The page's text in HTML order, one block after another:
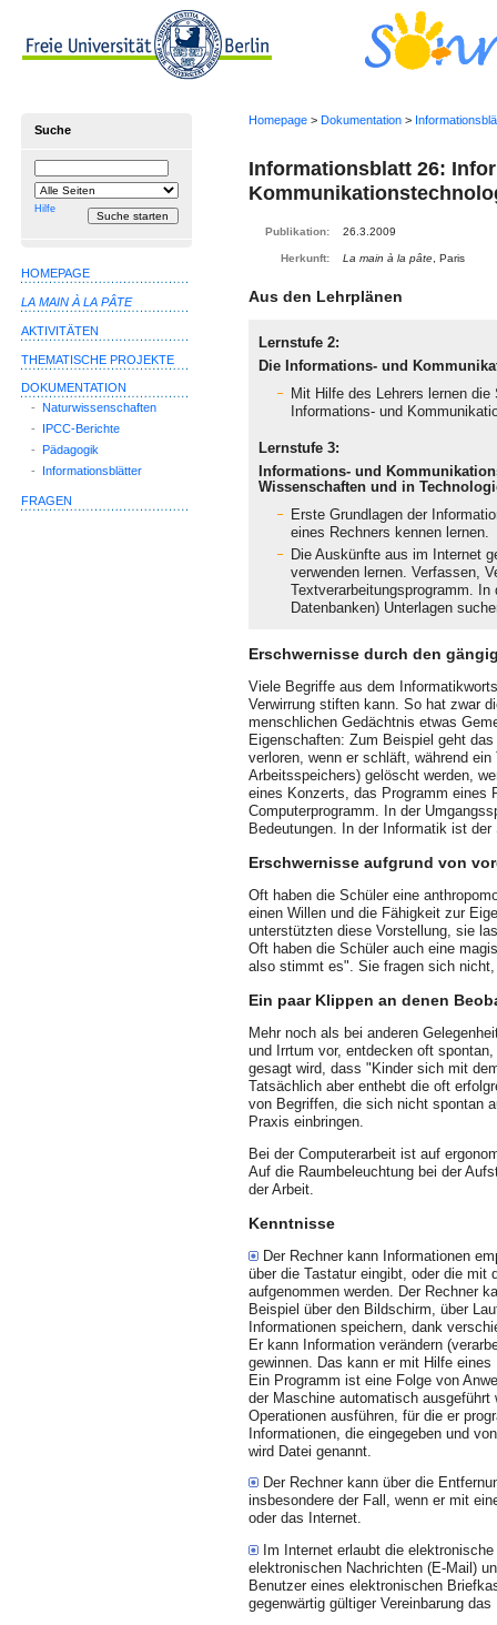
Homepage > Dokumentation >
Informationsblatt 26:
Publikation: 26.3.2009
Herkunft: La main à la pâte , Paris
Aus den Lehrplänen
Lernstufe 2:
Die Informations- und
Mit Hilfe des Lehrers lernen
Informations- und
Lernstufe 3:
Informations- und
Wissenschaften und in
Erste Grundlagen der
eines Rechners kennen lernen.
Die Auskünfte aus im Internet
verwenden lernen. Verfassen,
Textverarbeitungsprogramm.
Datenbanken) Unterlagen
Erschwernisse durch den
Viele Begriffe aus dem
Verwirrung stiften kann. So hat zwar
menschlichen Gedächtnis etwas
Eigenschaften: Zum Beispiel geht
verloren, wenn er schläft, während
Arbeitsspeichers) gelöscht werden,
eines Konzerts, das Programm eines
Computerprogramm. In der
Bedeutungen. In der Informatik ist
Erschwernisse aufgrund von
Oft haben die Schüler eine
einen Willen und die Fähigkeit zur
unterstützten diese Vorstellung, sie
Oft haben die Schüler auch eine
also stimmt es". Sie fragen sich
Ein paar Klippen an denen
Mehr noch als bei anderen
und Irrtum vor, entdecken oft
gesagt wird, dass "Kinder sich mit
Tatsächlich aber enthebt die oft
von Begriffen, die sich nicht spontan
Praxis einbringen.
Bei der Computerarbeit ist auf
Auf die Raumbeleuchtung bei der
der Arbeit.
Kenntnisse
Der Rechner kann Informationen
über die Tastatur eingibt, oder die
aufgenommen werden. Der Rechner
Beispiel über den Bildschirm, über
Informationen speichern, dank
Er kann Information verän­dern
gewinnen. Das kann er mit Hilfe
Ein Programm ist eine Folge von
der Maschine automatisch
Operationen ausführen, für die er
Informationen, die eingegeben und
wird Datei genannt.
Der Rechner kann über die
insbesondere der Fall, wenn er mit
oder das Internet.
Im Internet erlaubt die
elektronischen Nachrichten (E-Mail)
Benutzer eines elektronischen
gegenwärtig gültiger Vereinbarung
Suche
einschränken
Hilfe
HOMEPAGE
LA MAIN À LA PÂTE
AKTIVITÄTEN
THEMATISCHE PROJEKTE
DOKUMENTATION
-
Naturwissenschaften
-
IPCC-Berichte
-
Pädagogik
-
Informationsblätter
FRAGEN